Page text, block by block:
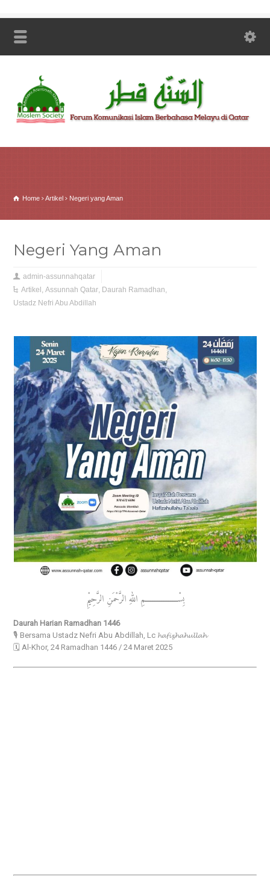
Home Artikel Negeri yang Aman
Negeri Yang Aman
admin-assunnahqatar
Artikel ,Assunnah Qatar Daurah Ramadhan
Ustadz Nefri Abu Abdillah
بِسْــــــــــــــــــمِ اللهِ الرَّحْمَنِ الرَّحِيْمِ
Daurah Harian Ramadhan 1446
🎙️ Bersama Ustadz Nefri Abu Abdillah, Lc 𝓱𝓪𝓯𝓲𝔃𝓱𝓪𝓱𝓾𝓵𝓵𝓪𝓱
🗓️ Al-Khor, 24 Ramadhan 1446 / 24 Maret 2025